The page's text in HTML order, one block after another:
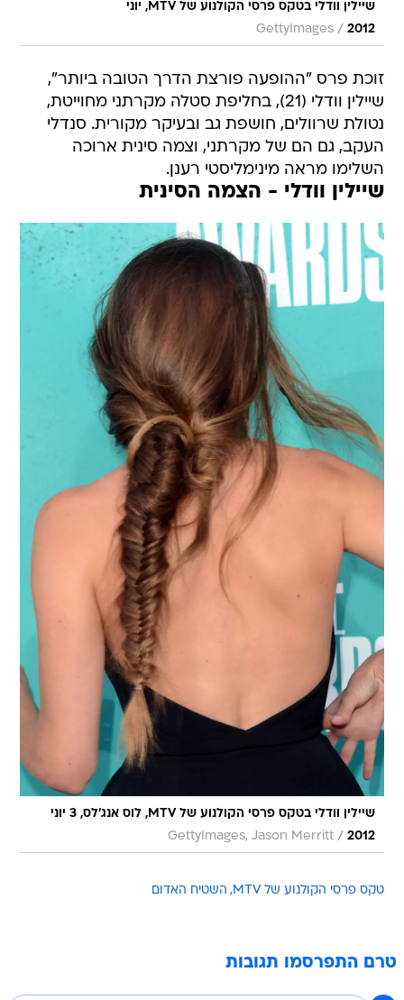
שיילין וודלי בטקס פרסי הקולנוע של MTV, יוני
2012
/
GettyImages
זוכת פרס "ההופעה פורצת הדרך הטובה ביותר",
שיילין וודלי (21), בחליפת סטלה מקרתני מחוייטת,
נטולת שרוולים, חושפת גב ובעיקר מקורית. סנדלי
העקב, גם הם של מקרתני, וצמה סינית ארוכה
השלימו מראה מינימליסטי רענן.
שיילין וודלי - הצמה הסינית
שיילין וודלי בטקס פרסי הקולנוע של MTV, לוס אנג'לס, 3 יוני
2012
/
GettyImages, Jason Merritt
טקס פרסי הקולנוע של MTV השטיח האדום
טרם התפרסמו תגובות